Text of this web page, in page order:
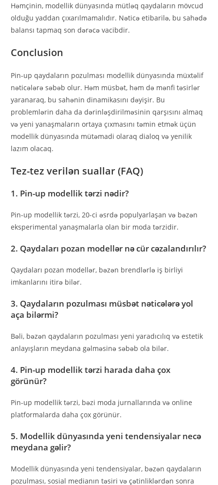
Həmçinin, modellik dünyasında mütləq qaydaların mövcud
olduğu yaddan çıxarılmamalıdır. Nəticə etibarilə, bu sahədə
balansı tapmaq son dərəcə vacibdir.
Conclusion
Pin-up qaydaların pozulması modellik dünyasında müxtəlif
nəticələrə səbəb olur. Həm müsbət, həm də mənfi təsirlər
yaranaraq, bu sahənin dinamikasını dəyişir. Bu
problemlərin daha da dərinləşdirilməsinin qarşısını almaq
və yeni yanaşmaların ortaya çıxmasını təmin etmək üçün
modellik dünyasında mütəmadi olaraq dialoq və yenilik
lazım olacaq.
Tez-tez verilən suallar (FAQ)
1. Pin-up modellik tərzi nədir?
Pin-up modellik tərzi, 20-ci əsrdə populyarlaşan və bəzən
eksperimental yanaşmalarla olan bir moda tərzidir.
2. Qaydaları pozan modellər nə cür cəzalandırılır?
Qaydaları pozan modellər, bəzən brendlərlə iş birliyi
imkanlarını itirə bilər.
3. Qaydaların pozulması müsbət nəticələrə yol
aça bilərmi?
Bəli, bəzən qaydaların pozulması yeni yaradıcılıq və estetik
anlayışların meydana gəlməsinə səbəb ola bilər.
4. Pin-up modellik tərzi harada daha çox
görünür?
Pin-up modellik tərzi, bəzi moda jurnallarında və online
platformalarda daha çox görünür.
5. Modellik dünyasında yeni tendensiyalar necə
meydana gəlir?
Modellik dünyasında yeni tendensiyalar, bəzən qaydaların
pozulması, sosial medianın təsiri və çətinliklərdən sonra